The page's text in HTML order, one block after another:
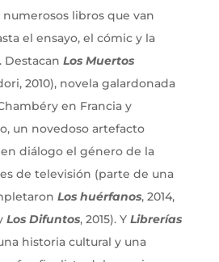
numerosos libros que van
el ensayo, el cómic y la
Destacan Los Muertos
2010), novela galardonada
en Francia y
un novedoso artefacto
diálogo el género de la
de televisión (parte de una
Los huérfanos, 2014,
Los Difuntos, 2015). Y Librerías
historia cultural y una